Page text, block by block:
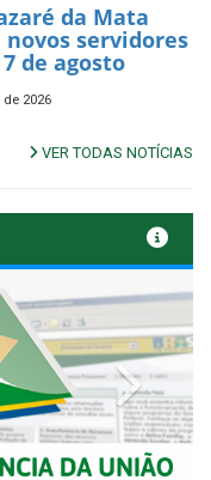
da Mata
servidores
de agosto
2026
VER TODAS NOTÍCIAS
Next